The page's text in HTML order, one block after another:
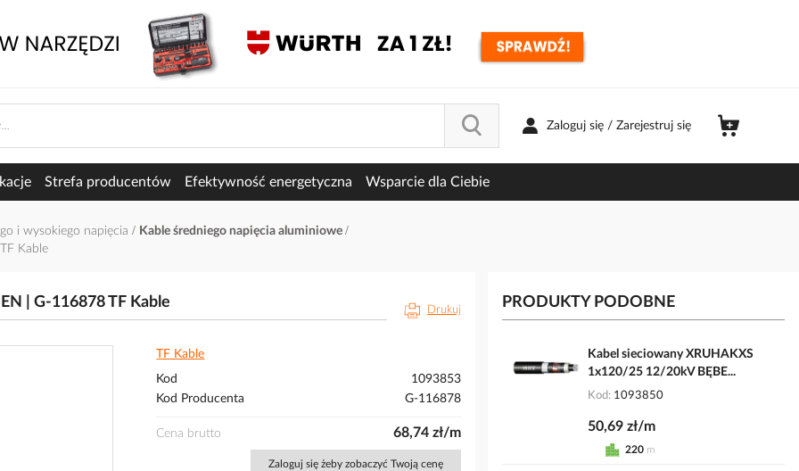
Zaloguj się / Zarejestruj się
Strefa producentów Efektywność energetyczna Wsparcie dla Ciebie
i wysokiego napięcia
Kable średniego napięcia aluminiowe
Kable
| G-116878 TF Kable Drukuj
TF Kable
Kod
1093853
Kod Producenta
G-116878
Cena brutto 68,74 zł/m
Zaloguj się żeby zobaczyć Twoją cenę
PRODUKTY PODOBNE
Kabel sieciowany XRUHAKXS
1x120/25 12/20kV BĘBE...
Kod 1093850
50,69 zł/m
220 m